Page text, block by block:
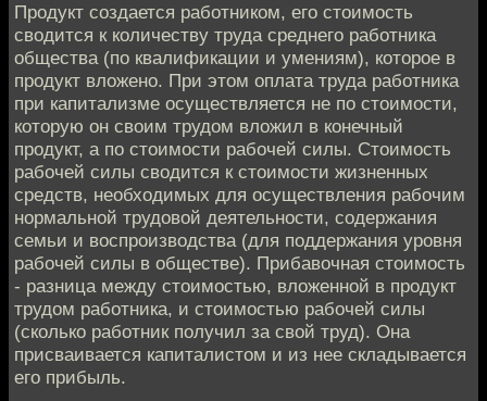
Продукт создается работником, его стоимость
сводится к количеству труда среднего работника
общества (по квалификации и умениям), которое в
продукт вложено. При этом оплата труда работника
при капитализме осуществляется не по стоимости,
которую он своим трудом вложил в конечный
продукт, а по стоимости рабочей силы. Стоимость
рабочей силы сводится к стоимости жизненных
средств, необходимых для осуществления рабочим
нормальной трудовой деятельности, содержания
семьи и воспроизводства (для поддержания уровня
рабочей силы в обществе). Прибавочная стоимость
- разница между стоимостью, вложенной в продукт
трудом работника, и стоимостью рабочей силы
(сколько работник получил за свой труд). Она
присваивается капиталистом и из нее складывается
его прибыль.